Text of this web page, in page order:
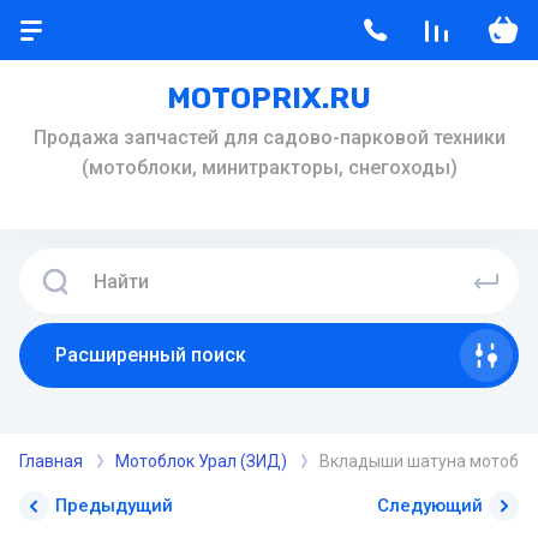
MOTOPRIX.RU
Продажа запчастей для садово-парковой техники
(мотоблоки, минитракторы, снегоходы)
Расширенный поиск
Главная Мотоблок Урал (ЗИД) Вкладыши шатуна
Предыдущий Следующий